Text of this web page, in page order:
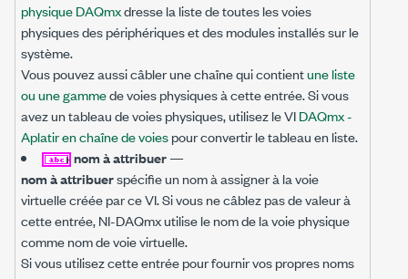
physique DAQmxdresse la liste de toutes les voies
physiques des périphériques et des modules installés sur le
système.
Vous pouvez aussi câbler une chaîne qui contientune liste
ou une gammede voies physiques à cette entrée. Si vous
avez un tableau de voies physiques, utilisez le VIDAQmx -
Aplatir en chaîne de voiespour convertir le tableau en liste.
nom à attribuer—
nom à attribuerspécifie un nom à assigner à la voie
virtuelle créée par ce VI. Si vous ne câblez pas de valeur à
cette entrée, NI-DAQmx utilise le nom de la voie physique
comme nom de voie virtuelle.
Si vous utilisez cette entrée pour fournir vos propres noms